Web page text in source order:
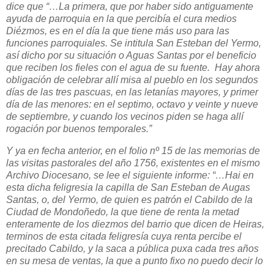
dice que “…La primera, que por haber sido antiguamente
ayuda de parroquia en la que percibía el cura medios
Diézmos, es en el día la que tiene más uso para las
funciones parroquiales. Se intitula San Esteban del Yermo,
así dicho por su situación o Aguas Santas por el beneficio
que reciben los fieles con el agua de su fuente. Hay ahora
obligación de celebrar allí misa al pueblo en los segundos
días de las tres pascuas, en las letanías mayores, y primer
día de las menores: en el septimo, octavo y veinte y nueve
de septiembre, y cuando los vecinos piden se haga allí
rogación por buenos temporales.”
Y ya en fecha anterior, en el folio nº 15 de las memorias de
las visitas pastorales del año 1756, existentes en el mismo
Archivo Diocesano, se lee el siguiente informe: “…Hai en
esta dicha feligresia la capilla de San Esteban de Augas
Santas, o, del Yermo, de quien es patrón el Cabildo de la
Ciudad de Mondoñedo, la que tiene de renta la metad
enteramente de los diezmos del barrio que dicen de Heiras,
terminos de esta citada feligresía cuya renta percibe el
precitado Cabildo, y la saca a pública puxa cada tres años
en su mesa de ventas, la que a punto fixo no puedo decir lo